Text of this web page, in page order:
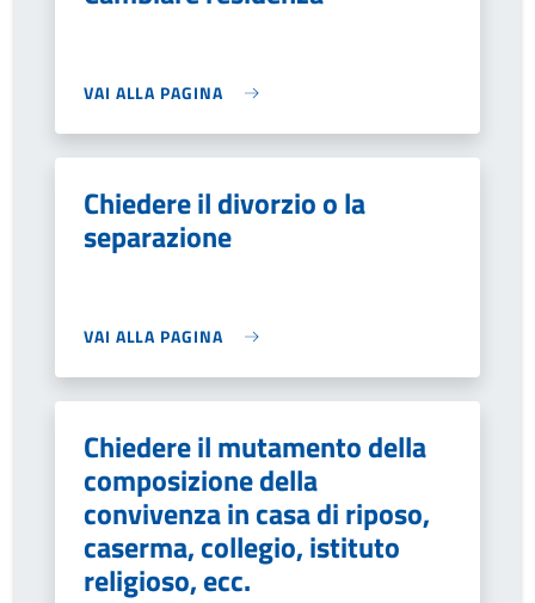
VAI ALLA PAGINA
Chiedere il divorzio o la
separazione
VAI ALLA PAGINA
Chiedere il mutamento della
composizione della
convivenza in casa di riposo,
caserma, collegio, istituto
religioso, ecc.